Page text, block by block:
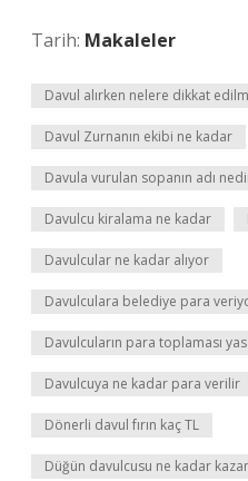
Tarih: Makaleler
Davul alırken nelere dikkat
Davul Zurnanın ekibi ne kadar
Davula vurulan sopanın adı
Davulcu kiralama ne kadar
Davulcular ne kadar alıyor
Davulculara belediye para
Davulcuların para toplaması
Davulcuya ne kadar para verilir
Dönerli davul fırın kaç TL
Düğün davulcusu ne kadar